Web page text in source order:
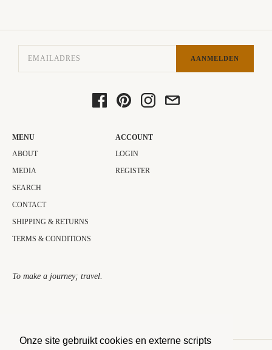
Onze site gebruikt cookies en externe scripts
AANMELDEN
MENU
ABOUT
MEDIA
SEARCH
CONTACT
SHIPPING & RETURNS
TERMS & CONDITIONS
ACCOUNT
LOGIN
REGISTER
To make a journey; travel.​